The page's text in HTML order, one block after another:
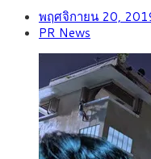
พฤศจิกายน 20,
PR News